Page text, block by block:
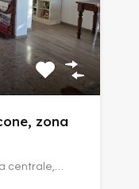
zona
centrale,…